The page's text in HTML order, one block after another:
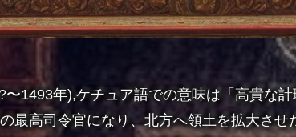
〜1493年),ケチュア語での意味は「高貴な
最高司令官になり、北方へ領土を拡大さ